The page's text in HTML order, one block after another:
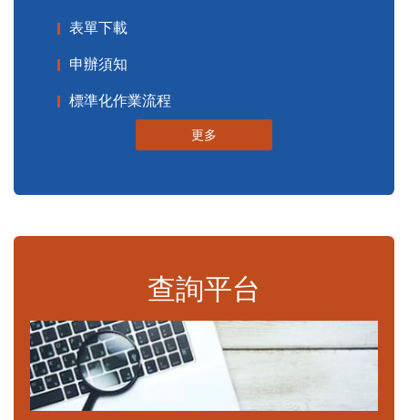
表單下載
申辦須知
標準化作業流程
更多
查詢平台